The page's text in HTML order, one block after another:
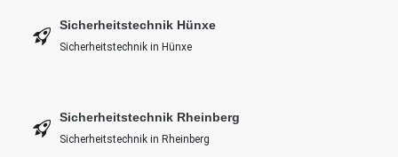
Sicherheitstechnik Hünxe
Sicherheitstechnik in Hünxe
Sicherheitstechnik Rheinberg
Sicherheitstechnik in Rheinberg